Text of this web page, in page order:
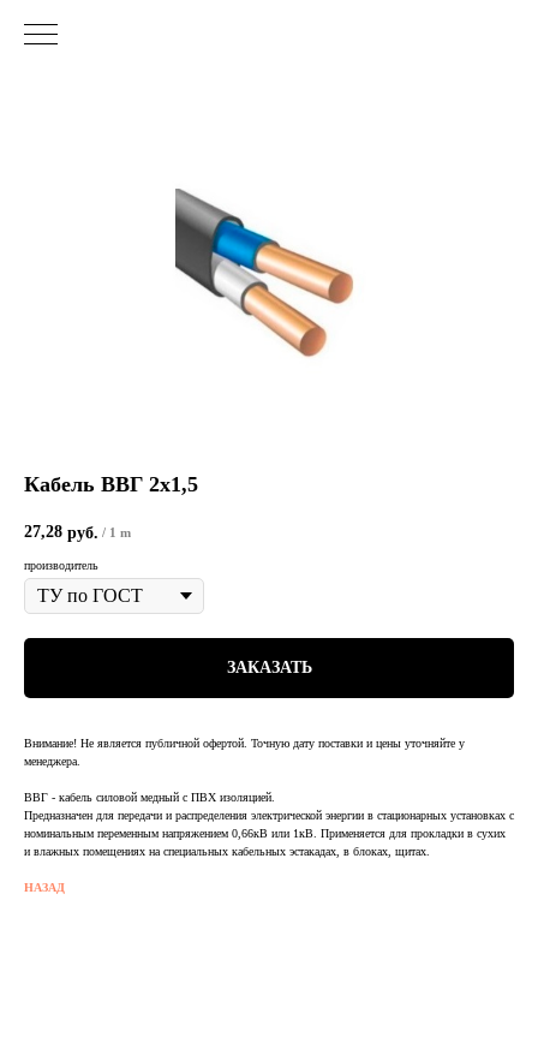
Кабель ВВГ 2х1,5
27,28 руб. / 1 m
производитель
ЗАКАЗАТЬ
Внимание! Не является публичной офертой. Точную дату поставки и цены уточняйте у
менеджера.
ВВГ - кабель силовой медный с ПВХ изоляцией.
Предназначен для передачи и распределения электрической энергии в стационарных установках с
номинальным переменным напряжением 0,66кВ или 1кВ. Применяется для прокладки в сухих
и влажных помещениях на специальных кабельных эстакадах, в блоках, щитах.
НАЗАД